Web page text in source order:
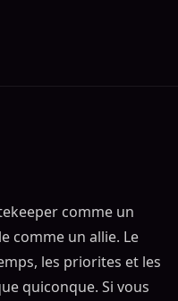
comme un
comme un allie. Le
les priorites et les
quiconque. Si vous